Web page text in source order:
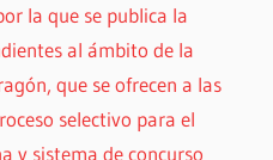
la que se publica la
al ámbito de la
que se ofrecen a las
selectivo para el
y sistema de concurso